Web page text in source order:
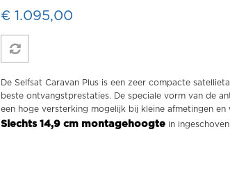
€ 1.095,00
De Selfsat Caravan Plus is een zeer compacte
beste ontvangstprestaties. De speciale vorm van de
een hoge versterking mogelijk bij kleine afmetingen en
Slechts 14,9 cm montagehoogte in